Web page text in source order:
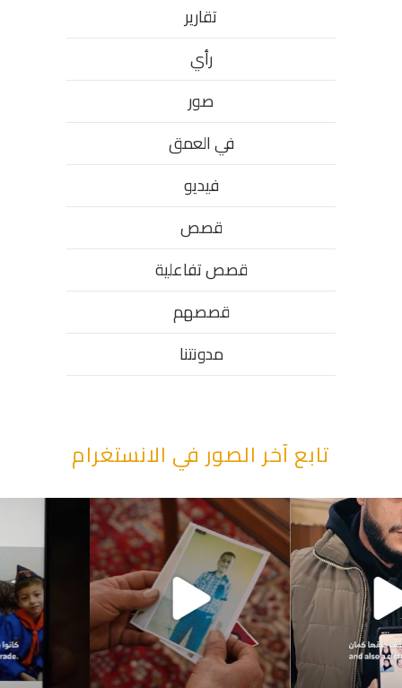
تقارير
رأي
صور
في العمق
فيديو
قصص
قصص تفاعلية
قصصهم
مدونتنا
تابع آخر الصور في الانستغرام
“وقت بيمرق العيد.. ببكي.” ف